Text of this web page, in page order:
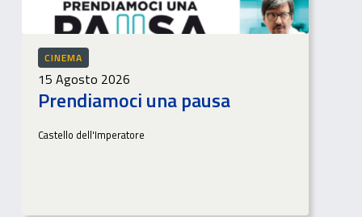
CINEMA
15 Agosto 2026
Prendiamoci una pausa
Castello dell'Imperatore